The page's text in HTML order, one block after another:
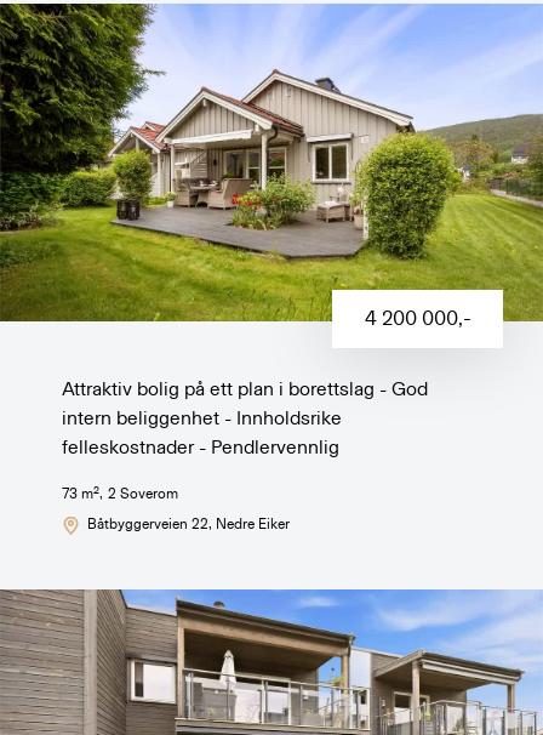
4 200 000,-
Attraktiv bolig på ett plan i borettslag - God
intern beliggenhet - Innholdsrike
felleskostnader - Pendlervennlig
73 m2, 2 Soverom
Båtbyggerveien 22, Nedre Eiker